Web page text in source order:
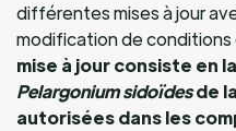
différentes mises à jour
modification de conditions
mise à jour consiste en
Pelargonium sidoïdesde
autorisées dans les